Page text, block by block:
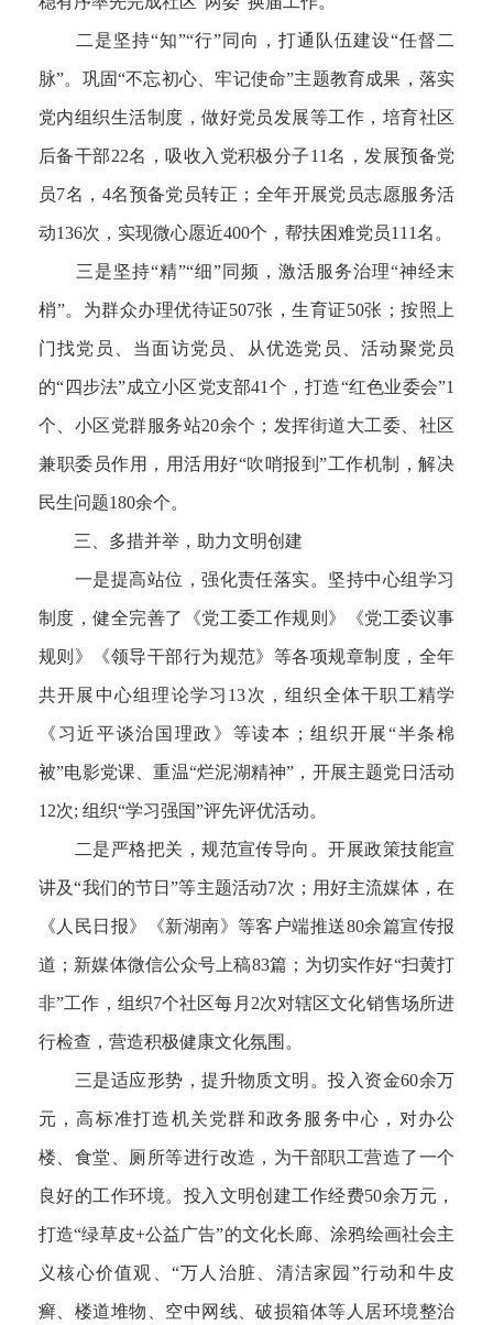
二是坚持“知”“行”同向，打通队伍建设“任督二
脉”。巩固“不忘初心、牢记使命”主题教育成果，落实
党内组织生活制度，做好党员发展等工作，培育社区
后备干部22名，吸收入党积极分子11名，发展预备党
员7名，4名预备党员转正；全年开展党员志愿服务活
动136次，实现微心愿近400个，帮扶困难党员111名。
三是坚持“精”“细”同频，激活服务治理“神经末
梢”。为群众办理优待证507张，生育证50张；按照上
门找党员、当面访党员、从优选党员、活动聚党员
的“四步法”成立小区党支部41个，打造“红色业委会”1
个、小区党群服务站20余个；发挥街道大工委、社区
兼职委员作用，用活用好“吹哨报到”工作机制，解决
民生问题180余个。
三、多措并举，助力文明创建
一是提高站位，强化责任落实。坚持中心组学习
制度，健全完善了《党工委工作规则》《党工委议事
规则》《领导干部行为规范》等各项规章制度，全年
共开展中心组理论学习13次，组织全体干职工精学
《习近平谈治国理政》等读本；组织开展“半条棉
被”电影党课、重温“烂泥湖精神”，开展主题党日活动
12次; 组织“学习强国”评先评优活动。
二是严格把关，规范宣传导向。开展政策技能宣
讲及“我们的节日”等主题活动7次；用好主流媒体，在
《人民日报》《新湖南》等客户端推送80余篇宣传报
道；新媒体微信公众号上稿83篇；为切实作好“扫黄打
非”工作，组织7个社区每月2次对辖区文化销售场所进
行检查，营造积极健康文化氛围。
三是适应形势，提升物质文明。投入资金60余万
元，高标准打造机关党群和政务服务中心，对办公
楼、食堂、厕所等进行改造，为干部职工营造了一个
良好的工作环境。投入文明创建工作经费50余万元，
打造“绿草皮+公益广告”的文化长廊、涂鸦绘画社会主
义核心价值观、“万人治脏、清洁家园”行动和牛皮
癣、楼道堆物、空中网线、破损箱体等人居环境整治